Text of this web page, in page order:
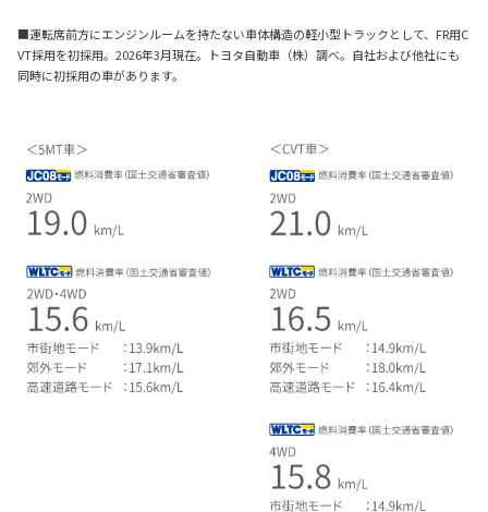
■運転席前方にエンジンルームを持たない車体構造の軽小型トラックとして、FR用C
VT採用を初採用。2026年3月現在。トヨタ自動車（株）調べ。自社および他社にも
同時に初採用の車があります。